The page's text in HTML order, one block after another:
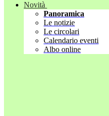
Novità
Panoramica
Le notizie
Le circolari
Calendario eventi
Albo online